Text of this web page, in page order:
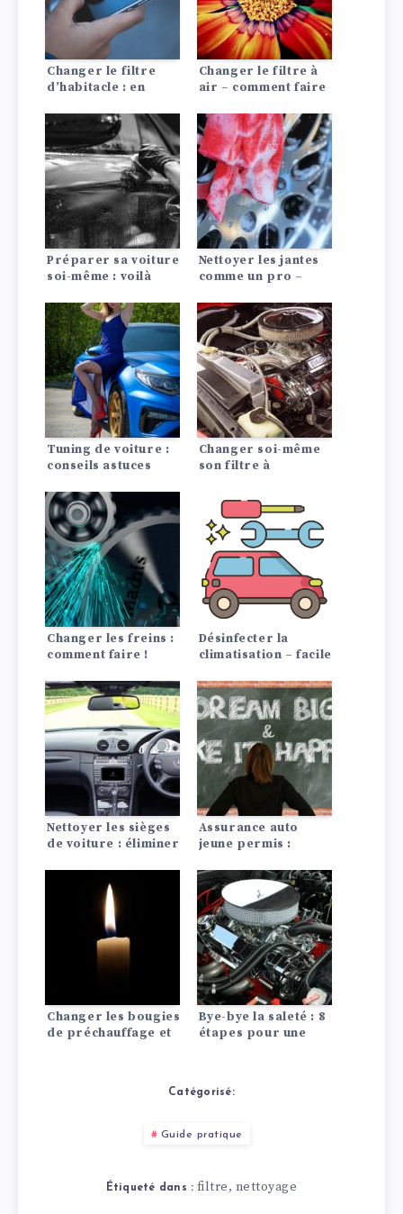
Changer le filtre
d’habitacle : en
un nouveau filtre à
Changer le filtre à
air – comment faire
Préparer sa voiture
soi-même : voilà
Nettoyer les jantes
comme un pro –
nettoyage des jantes
Tuning de voiture :
conseils astuces
Changer soi-même
son filtre à
simple et rapide !
Changer les freins :
comment faire !
Désinfecter la
climatisation – facile
Nettoyer les sièges
de voiture : éliminer
Assurance auto
jeune permis :
moins cher
Changer les bougies
de préchauffage et
Bye-bye la saleté : 8
étapes pour une
Catégorisé:
Guide pratique
Étiqueté dans : filtre, nettoyage